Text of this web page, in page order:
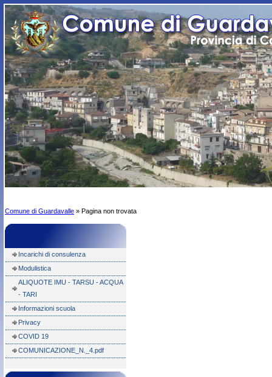
Comune di Guardavalle » Pagina non trovata
Incarichi di consulenza
Modulistica
ALIQUOTE IMU - TARSU - ACQUA
- TARI
Informazioni scuola
Privacy
COVID 19
COMUNICAZIONE_N._4.pdf